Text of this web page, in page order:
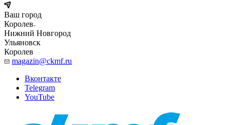
Ваш город
Королев
Нижний Новгород
Ульяновск
Королев
magazin@ckmf.ru
Вконтакте
Telegram
YouTube